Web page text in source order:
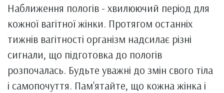
Наближення пологів - хвилюючий період для
кожної вагітної жінки. Протягом останніх
тижнів вагітності організм надсилає різні
сигнали, що підготовка до пологів
розпочалась. Будьте уважні до змін свого тіла
і самопочуття. Пам'ятайте, що кожна жінка і